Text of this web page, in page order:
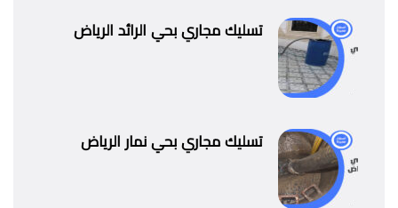
تسليك مجاري بحي الرائد الرياض
تسليك مجاري بحي نمار الرياض